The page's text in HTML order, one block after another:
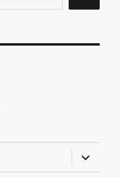
almenü